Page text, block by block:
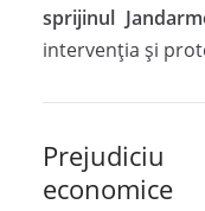
sprijinul
intervenția și
economice